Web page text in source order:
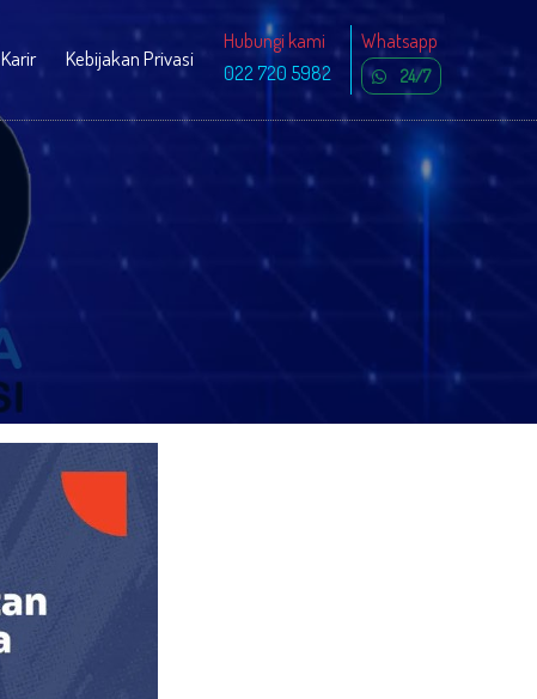
Karir Kebijakan Privasi
Hubungi kami
022 720 5982
Whatsapp
24/7